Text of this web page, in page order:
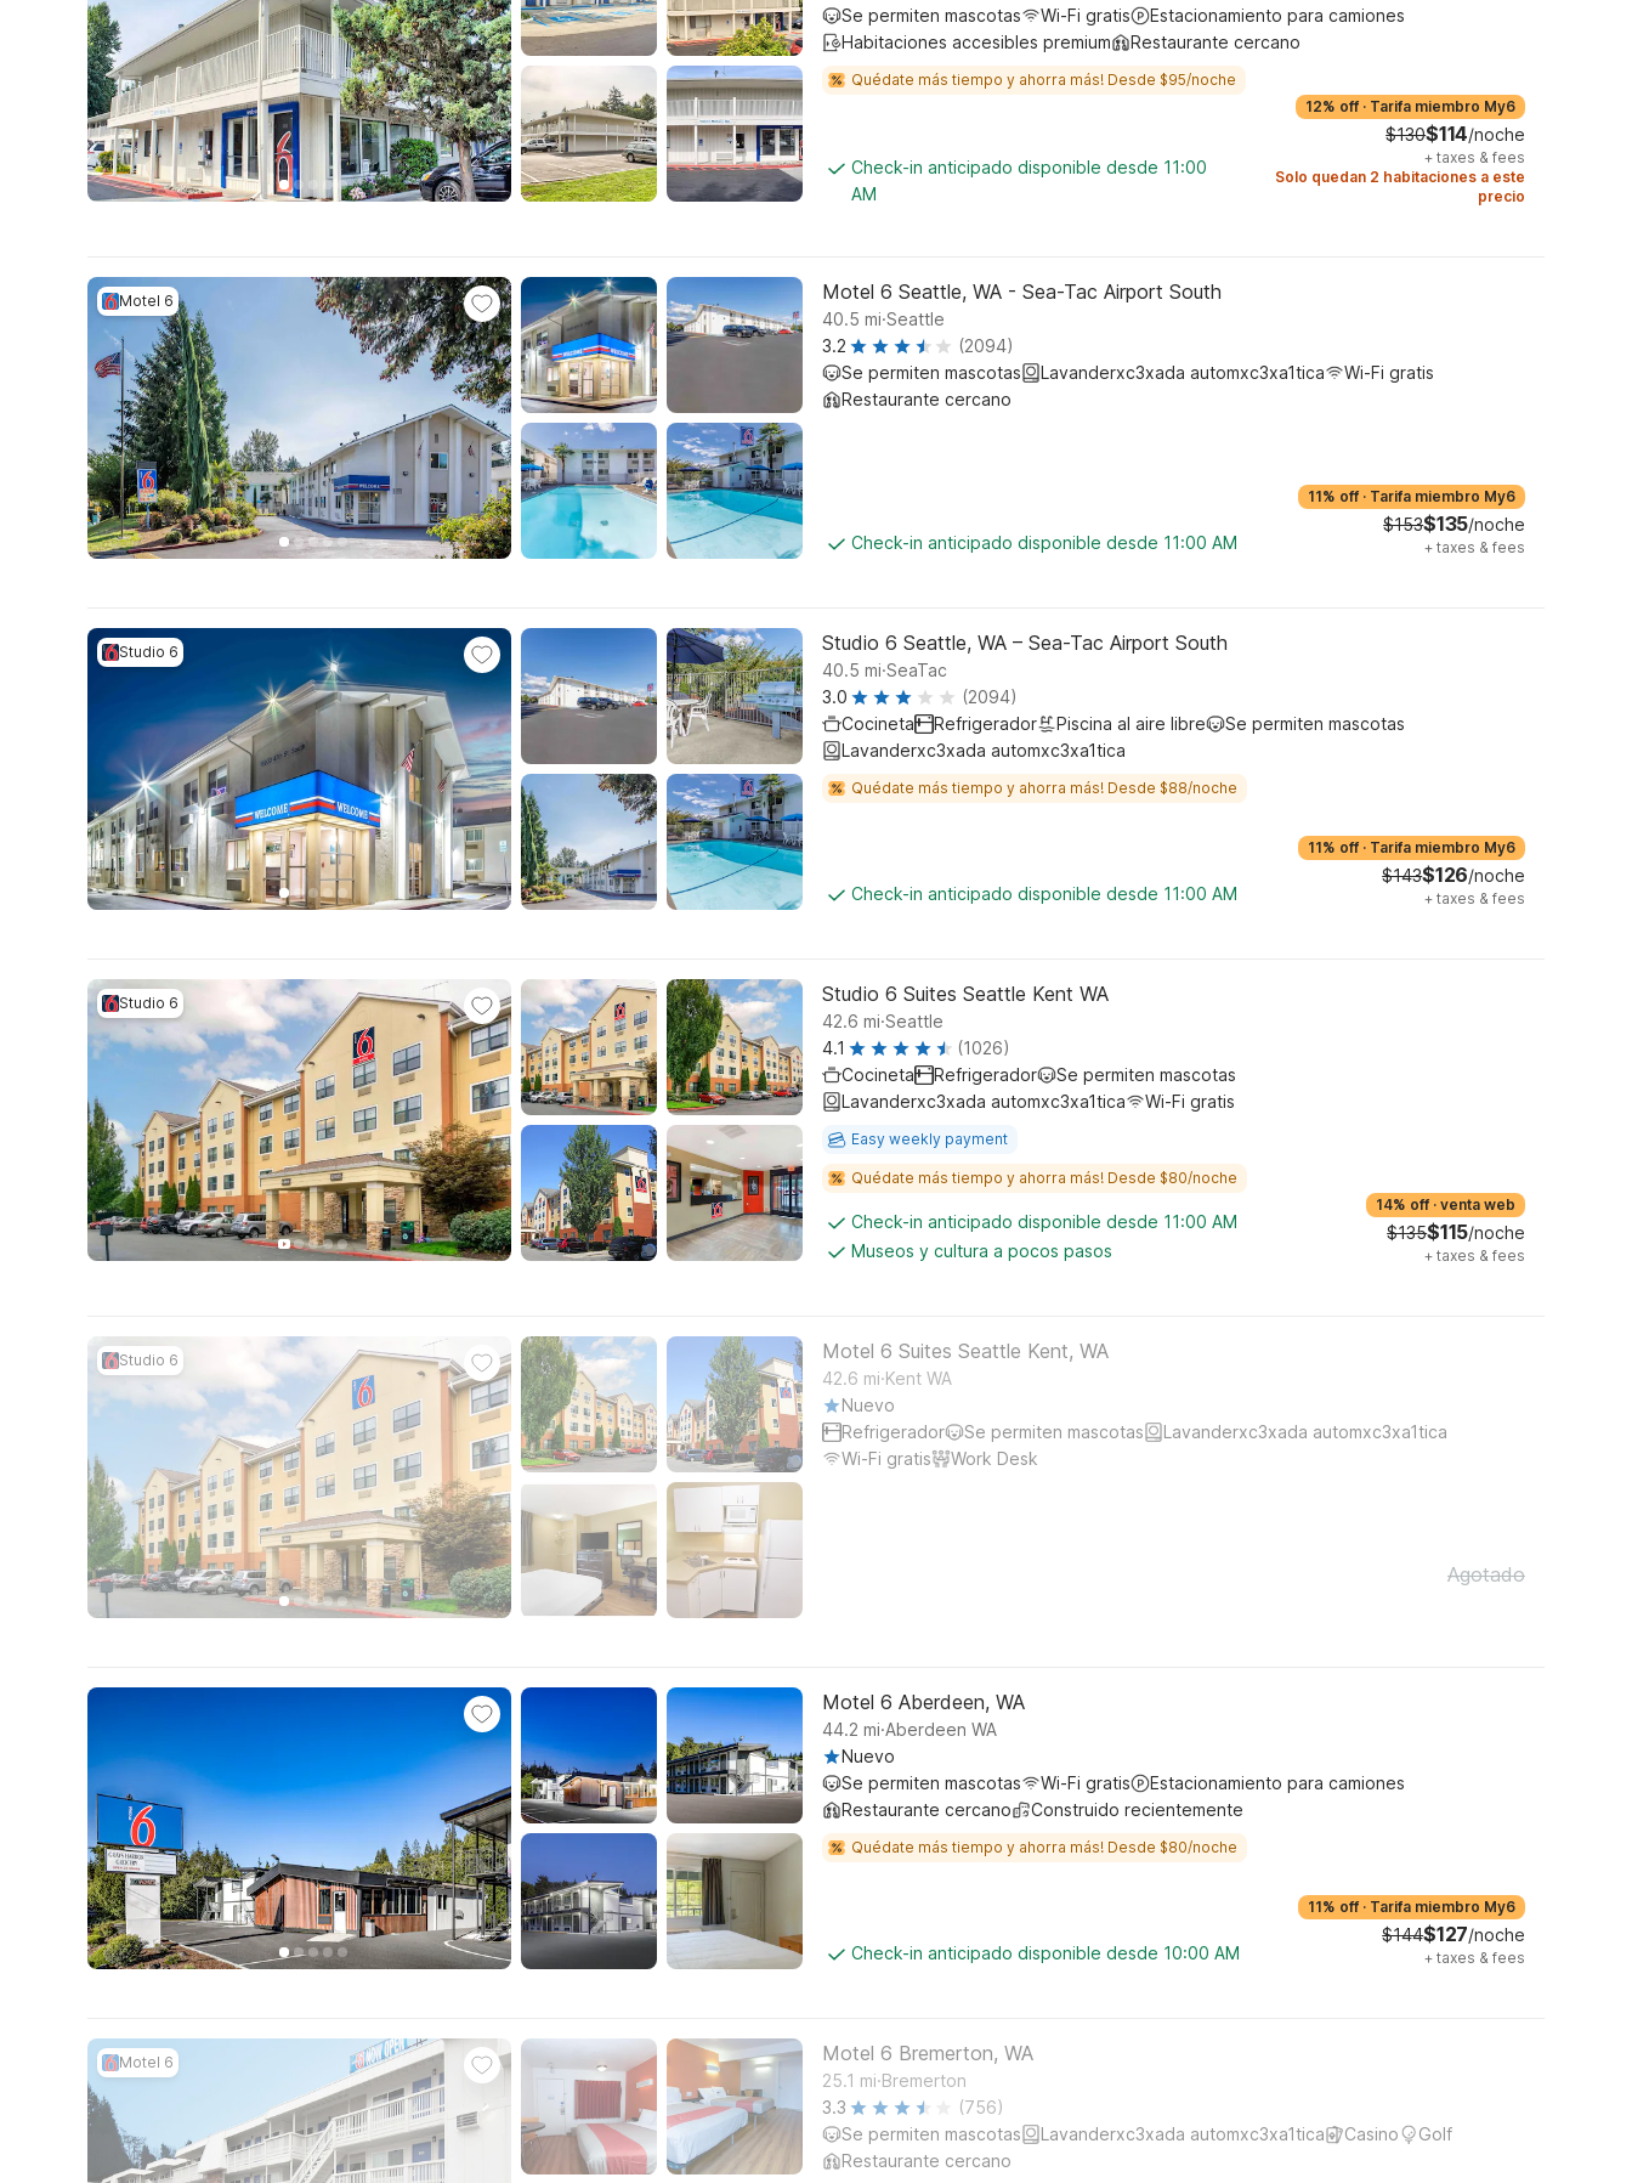
Se permiten mascotas
Wi-Fi gratis
Estacionamiento para camiones
Habitaciones accesibles premium
Restaurante cercano
Quédate más tiempo y ahorra más! Desde $95/noche
Check-in anticipado disponible desde 11:00
AM
12% off · Tarifa miembro My6
$130$114/noche
+ taxes & fees
Solo quedan 2 habitaciones a este
precio
Motel 6 Motel 6 Seattle, WA - Sea-Tac Airport South
40.5 mi.Seattle
3.2
(2094)
Se permiten mascotas
Lavanderxc3xada automxc3xa1tica
Wi-Fi gratis
Restaurante cercano
Check-in anticipado disponible desde 11:00 AM
11% off · Tarifa miembro My6
$153$135/noche
+ taxes & fees
Studio 6 Studio 6 Seattle, WA – Sea-Tac Airport South
40.5 mi.SeaTac
3.0
(2094)
Cocineta
Refrigerador Piscina al aire libre
Se permiten mascotas
Lavanderxc3xada automxc3xa1tica
Quédate más tiempo y ahorra más! Desde $88/noche
Check-in anticipado disponible desde 11:00 AM
11% off · Tarifa miembro My6
$143$126/noche
+ taxes & fees
Studio 6 Studio 6 Suites Seattle Kent WA
42.6 mi.Seattle
4.1
(1026)
Cocineta
Refrigerador
Se permiten mascotas
Lavanderxc3xada automxc3xa1tica
Wi-Fi gratis
Easy weekly payment
Quédate más tiempo y ahorra más! Desde $80/noche
Check-in anticipado disponible desde 11:00 AM
Museos y cultura a pocos pasos
14% off · venta web
$135$115/noche
+ taxes & fees
Studio 6 Motel 6 Suites Seattle Kent, WA
42.6 mi.Kent WA
Nuevo
Refrigerador
Se permiten mascotas
Lavanderxc3xada automxc3xa1tica
Wi-Fi gratis
Work Desk
Agotado
Motel 6 Aberdeen, WA
44.2 mi.
Aberdeen WA
Nuevo
Se permiten mascotas
Wi-Fi gratis
Estacionamiento para camiones
Restaurante cercano
Construido recientemente
Quédate más tiempo y ahorra más! Desde $80/noche
Check-in anticipado disponible desde 10:00 AM
11% off · Tarifa miembro My6
$144$127/noche
+ taxes & fees
Motel 6 Motel 6 Bremerton, WA
25.1 mi.Bremerton
3.3
(756)
Se permiten mascotas
Lavanderxc3xada automxc3xa1tica Casino
Golf
Restaurante cercano